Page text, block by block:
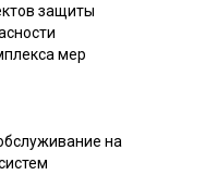
защиты
мер
на